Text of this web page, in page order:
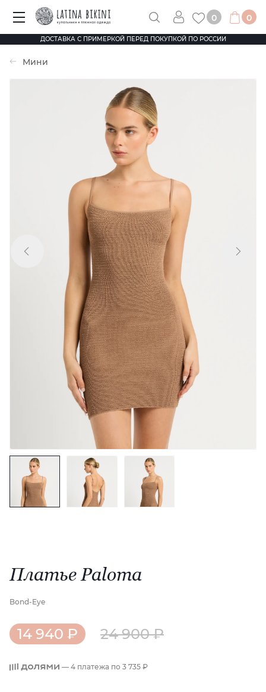
ДОСТАВКА С ПРИМЕРКОЙ ПЕРЕД ПОКУПКОЙ ПО РОССИИ
0 0
Мини
Платье Paloma
Bond-Eye
14 940 ₽ 24 900 ₽
— 4 платежа по 3 735 ₽